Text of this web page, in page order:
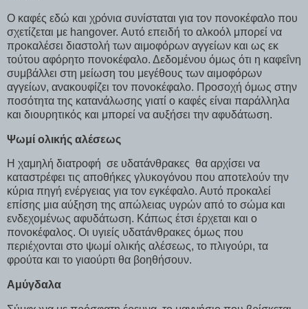
Ο καφές εδώ και χρόνια συνίσταται για τον πονοκέφαλο που
σχετίζεται με hangover. Αυτό επειδή το αλκοόλ μπορεί να
προκαλέσει διαστολή των αιμοφόρων αγγείων και ως εκ
τούτου αφόρητο πονοκέφαλο. Δεδομένου όμως ότι η καφεΐνη
συμβάλλει στη μείωση του μεγέθους των αιμοφόρων
αγγείων, ανακουφίζει τον πονοκέφαλο. Προσοχή όμως στην
ποσότητα της κατανάλωσης γιατί ο καφές είναι παράλληλα
και διουρητικός και μπορεί να αυξήσει την αφυδάτωση.
Ψωμί ολικής αλέσεως
Η χαμηλή διατροφή σε υδατάνθρακες θα αρχίσει να
καταστρέφει τις αποθήκες γλυκογόνου που αποτελούν την
κύρια πηγή ενέργειας για τον εγκέφαλο. Αυτό προκαλεί
επίσης μια αύξηση της απώλειας υγρών από το σώμα και
ενδεχομένως αφυδάτωση. Κάπως έτσι έρχεται και ο
πονοκέφαλος. Οι υγιείς υδατάνθρακες όμως που
περιέχονται στο ψωμί ολικής αλέσεως, το πλιγούρι, τα
φρούτα και το γιαούρτι θα βοηθήσουν.
Αμύγδαλα